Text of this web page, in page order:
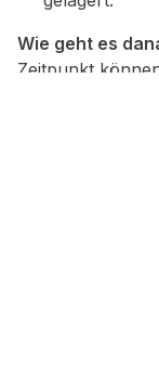
Wie geht es
Zeitpunkt